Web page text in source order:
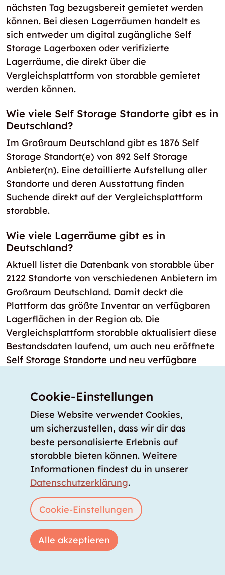
nächsten Tag bezugsbereit gemietet werden
können. Bei diesen Lagerräumen handelt es
sich entweder um digital zugängliche Self
Storage Lagerboxen oder verifizierte
Lagerräume, die direkt über die
Vergleichsplattform von storabble gemietet
werden können.
Wie viele Self Storage Standorte gibt es in
Deutschland?
Im Großraum Deutschland gibt es 1876 Self
Storage Standort(e) von 892 Self Storage
Anbieter(n). Eine detaillierte Aufstellung aller
Standorte und deren Ausstattung finden
Suchende direkt auf der Vergleichsplattform
storabble.
Wie viele Lagerräume gibt es in
Deutschland?
Aktuell listet die Datenbank von storabble über
2122 Standorte von verschiedenen Anbietern im
Großraum Deutschland. Damit deckt die
Plattform das größte Inventar an verfügbaren
Lagerflächen in der Region ab. Die
Vergleichsplattform storabble aktualisiert diese
Bestandsdaten laufend, um auch neu eröffnete
Self Storage Standorte und neu verfügbare
Dein RatgeberÜber uns
Unser Angebot
Unsere Partner
Unser Team
Unsere Preise
storabble Schweiz
storabble Österreich
Mehr über storabble
Cookie-Einstellungen
Diese Website verwendet Cookies,
um sicherzustellen, dass wir dir das
beste personalisierte Erlebnis auf
storabble bieten können. Weitere
Informationen findest du in unserer
Datenschutzerklärung.
Cookie-Einstellungen
Alle akzeptieren